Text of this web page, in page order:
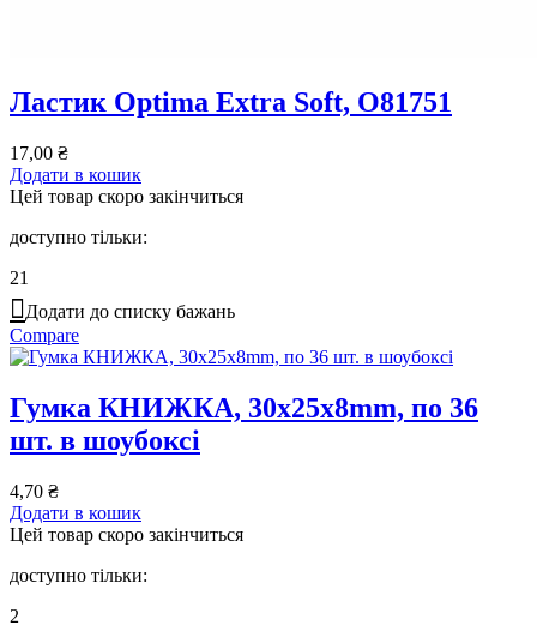
Ластик Optima Extra Soft, O81751
17,00 ₴
Додати в кошик
Цей товар скоро закінчиться
доступно тільки:
21
Додати до списку бажань
Compare
Гумка КНИЖКА, 30х25х8mm, по 36
шт. в шоубоксі
4,70 ₴
Додати в кошик
Цей товар скоро закінчиться
доступно тільки:
2